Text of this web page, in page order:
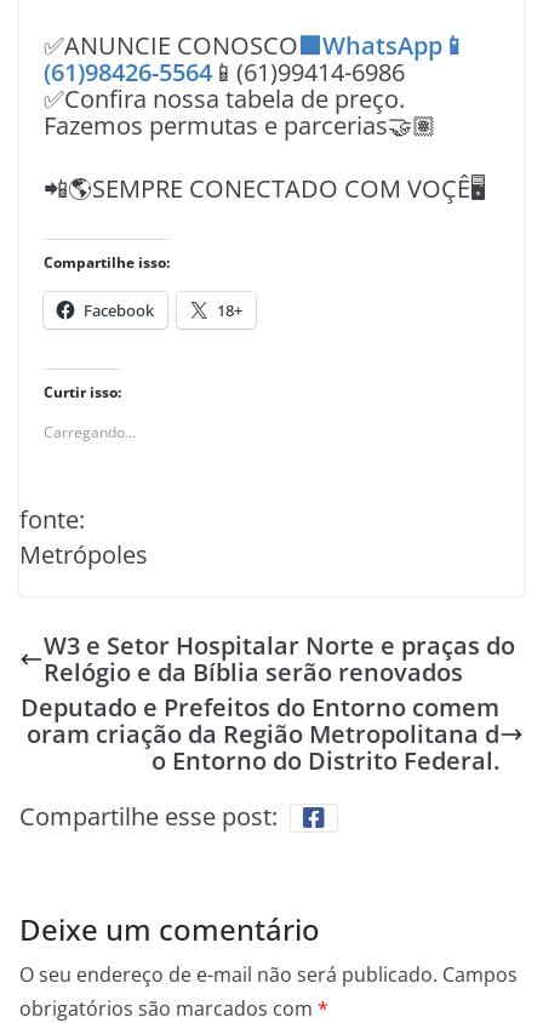
✅ANUNCIE CONOSCO🟩WhatsApp📱
(61)98426-5564 📱(61)99414-6986
✅Confira nossa tabela de preço.
Fazemos permutas e parcerias🤝🏽
📲🌎SEMPRE CONECTADO COM VOÇÊ🖥️
Compartilhe isso:
Facebook 18+
Curtir isso:
Carregando...
fonte:
Metrópoles
W3 e Setor Hospitalar Norte e praças do
Relógio e da Bíblia serão renovados
Deputado e Prefeitos do Entorno comem
oram criação da Região Metropolitana d
o Entorno do Distrito Federal.
Compartilhe esse post:
Deixe um comentário
O seu endereço de e-mail não será publicado. Campos
obrigatórios são marcados com *